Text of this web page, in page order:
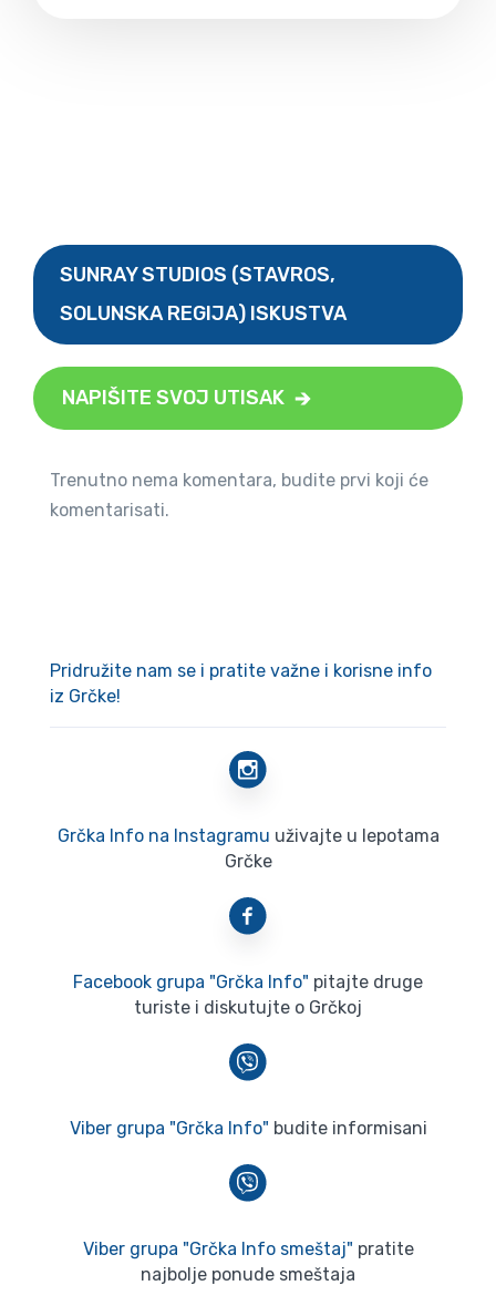
SUNRAY STUDIOS (STAVROS,
SOLUNSKA REGIJA) ISKUSTVA
NAPIŠITE SVOJ UTISAK
Trenutno nema komentara, budite prvi koji će
komentarisati.
Pridružite nam se i pratite važne i korisne info
iz Grčke!
Grčka Info na Instagramu uživajte u lepotama
Grčke
Facebook grupa "Grčka Info" pitajte druge
turiste i diskutujte o Grčkoj
Viber grupa "Grčka Info" budite informisani
Viber grupa "Grčka Info smeštaj" pratite
najbolje ponude smeštaja